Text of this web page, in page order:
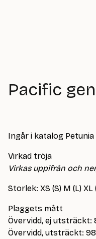
Pacific
Ingår i katalog
Virkad tröja
Virkas uppifrån och
Storlek: XS (S) M (L) XL
Plaggets mått
Övervidd, ej utsträckt:
Övervidd, utsträckt: 98